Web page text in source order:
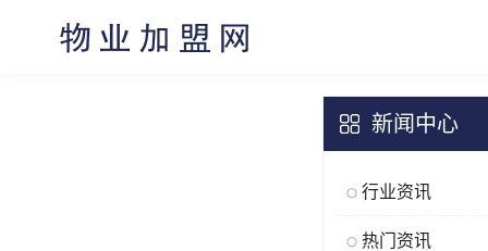
新闻中心
行业资讯
热门资讯